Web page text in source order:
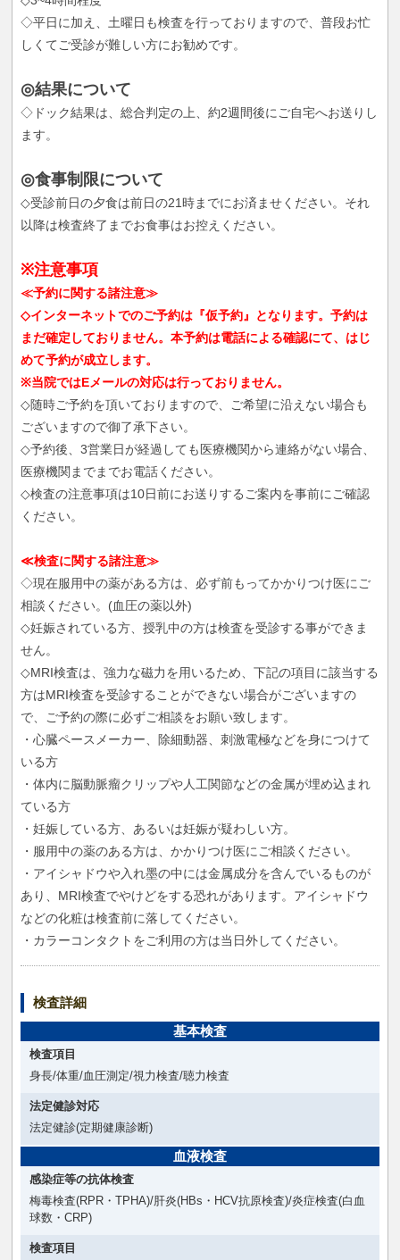
◇平日に加え、土曜日も検査を行っておりますので、普段お忙
しくてご受診が難しい方にお勧めです。
◎結果について
◇ドック結果は、総合判定の上、約2週間後にご自宅へお送りし
ます。
◎食事制限について
◇受診前日の夕食は前日の21時までにお済ませください。それ
以降は検査終了までお食事はお控えください。
※注意事項
≪予約に関する諸注意≫
◇インターネットでのご予約は『仮予約』となります。予約は
まだ確定しておりません。本予約は電話による確認にて、はじ
めて予約が成立します。
※当院ではEメールの対応は行っておりません。
◇随時ご予約を頂いておりますので、ご希望に沿えない場合も
ございますので御了承下さい。
◇予約後、3営業日が経過しても医療機関から連絡がない場合、
医療機関までまでお電話ください。
◇検査の注意事項は10日前にお送りするご案内を事前にご確認
ください。
≪検査に関する諸注意≫
◇現在服用中の薬がある方は、必ず前もってかかりつけ医にご
相談ください。(血圧の薬以外)
◇妊娠されている方、授乳中の方は検査を受診する事ができま
せん。
◇MRI検査は、強力な磁力を用いるため、下記の項目に該当する
方はMRI検査を受診することができない場合がございますの
で、ご予約の際に必ずご相談をお願い致します。
・心臓ペースメーカー、除細動器、刺激電極などを身につけて
いる方
・体内に脳動脈瘤クリップや人工関節などの金属が埋め込まれ
ている方
・妊娠している方、あるいは妊娠が疑わしい方。
・服用中の薬のある方は、かかりつけ医にご相談ください。
・アイシャドウや入れ墨の中には金属成分を含んでいるものが
あり、MRI検査でやけどをする恐れがあります。アイシャドウ
などの化粧は検査前に落してください。
・カラーコンタクトをご利用の方は当日外してください。
検査詳細
基本検査
検査項目
身長/体重/血圧測定/視力検査/聴力検査
法定健診対応
法定健診(定期健康診断)
血液検査
感染症等の抗体検査
梅毒検査(RPR・TPHA)/肝炎(HBs・HCV抗原検査)/炎症検査(白血
球数・CRP)
検査項目